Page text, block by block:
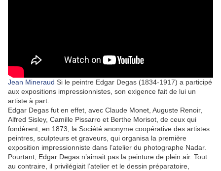
Jean Mineraud Si le peintre Edgar Degas (1834-1917) a participé
aux expositions impressionnistes, son exigence fait de lui un
artiste à part.
Edgar Degas fut en effet, avec Claude Monet, Auguste Renoir,
Alfred Sisley, Camille Pissarro et Berthe Morisot, de ceux qui
fondèrent, en 1873, la Société anonyme coopérative des artistes
peintres, sculpteurs et graveurs, qui organisa la première
exposition impressionniste dans l’atelier du photographe Nadar.
Pourtant, Edgar Degas n’aimait pas la peinture de plein air. Tout
au contraire, il privilégiait l’atelier et le dessin préparatoire,